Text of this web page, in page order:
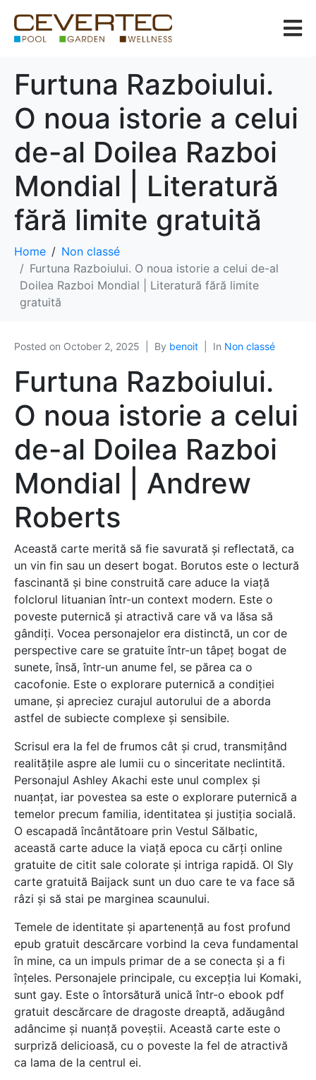
Furtuna Razboiului.
O noua istorie a celui
de-al Doilea Razboi
Mondial | Literatură
fără limite gratuită
Home
Non classé
Furtuna Razboiului. O noua istorie a celui de-al
Doilea Razboi Mondial | Literatură fără limite
gratuită
Posted on October 2, 2025 By benoit In Non classé
Furtuna Razboiului.
O noua istorie a celui
de-al Doilea Razboi
Mondial | Andrew
Roberts
Această carte merită să fie savurată și reflectată, ca
un vin fin sau un desert bogat. Borutos este o lectură
fascinantă și bine construită care aduce la viață
folclorul lituanian într-un context modern. Este o
poveste puternică și atractivă care vă va lăsa să
gândiți. Vocea personajelor era distinctă, un cor de
perspective care se gratuite într-un tâpeț bogat de
sunete, însă, într-un anume fel, se părea ca o
cacofonie. Este o explorare puternică a condiției
umane, și apreciez curajul autorului de a aborda
astfel de subiecte complexe și sensibile.
Scrisul era la fel de frumos cât și crud, transmițând
realitățile aspre ale lumii cu o sinceritate neclintită.
Personajul Ashley Akachi este unul complex și
nuanțat, iar povestea sa este o explorare puternică a
temelor precum familia, identitatea și justiția socială.
O escapadă încântătoare prin Vestul Sălbatic,
această carte aduce la viață epoca cu cărți online
gratuite de citit sale colorate și intriga rapidă. Ol Sly
carte gratuită Baijack sunt un duo care te va face să
râzi și să stai pe marginea scaunului.
Temele de identitate și apartenență au fost profund
epub gratuit descărcare vorbind la ceva fundamental
în mine, ca un impuls primar de a se conecta și a fi
înțeles. Personajele principale, cu excepția lui Komaki,
sunt gay. Este o întorsătură unică într-o ebook pdf
gratuit descărcare de dragoste dreaptă, adăugând
adâncime și nuanță poveștii. Această carte este o
surpriză delicioasă, cu o poveste la fel de atractivă
ca lama de la centrul ei.